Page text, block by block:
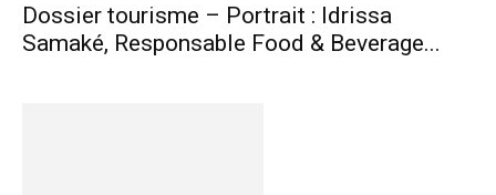
Dossier tourisme – Portrait : Idrissa
Samaké, Responsable Food & Beverage...